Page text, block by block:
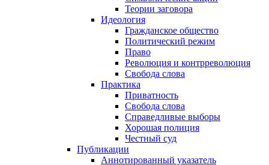
Теории заговора
Идеология
Гражданское общество
Политический режим
Право
Революция и контрреволюция
Свобода слова
Практика
Приватность
Свобода слова
Справедливые выборы
Хорошая полиция
Честный суд
Публикации
Аннотированный указатель